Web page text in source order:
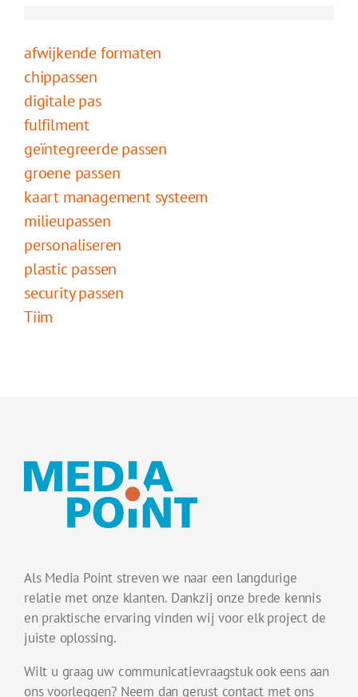
afwijkende formaten
chippassen
digitale pas
fulfilment
geïntegreerde passen
groene passen
kaart management systeem
milieupassen
personaliseren
plastic passen
security passen
Tiim
Als Media Point streven we naar een langdurige
relatie met onze klanten. Dankzij onze brede kennis
en praktische ervaring vinden wij voor elk project de
juiste oplossing.
Wilt u graag uw communicatievraagstuk ook eens aan
ons voorleggen? Neem dan gerust contact met ons